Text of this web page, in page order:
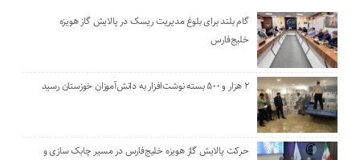
گام بلند برای بلوغ مدیریت ریسک در پالایش گاز هویزه
خلیج‌فارس
۲ هزار و ۵۰۰ بسته نوشت‌افزار به دانش‌آموزان خوزستان رسید
حرکت پالایش گاز هویزه خلیج‌فارس در مسیر چابک سازی و